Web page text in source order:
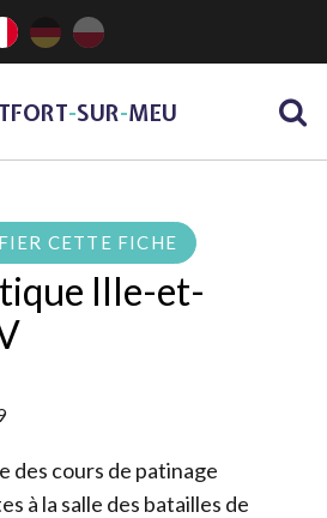
-SUR-MEU
CETTE FICHE
Ille-et-
des cours de patinage
à la salle des batailles de